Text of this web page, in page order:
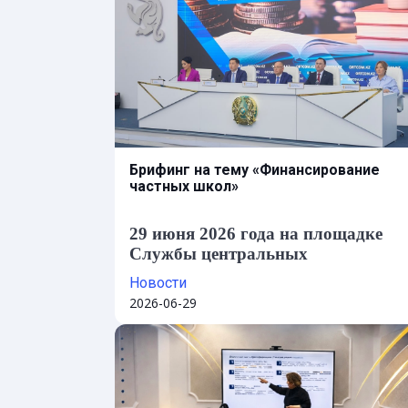
Брифинг на тему «Финансирование
частных школ»
29 июня 2026 года на площадке
Службы центральных
коммуникаций прошел брифинг на
тему «Финансирование частных
школ».
В мероприятии приняли участие: вице-
министр финансов РКДаурен Темирбеков,
вице-министр просвещения РКЖайык
Шарабасов
, заместитель председателя
Новости
2026-06-29